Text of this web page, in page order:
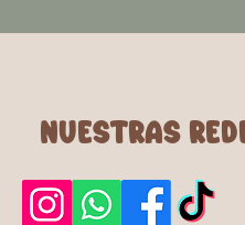
NUESTRAS